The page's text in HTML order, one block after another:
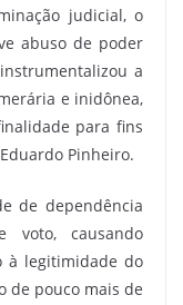
judicial, o
abuso de poder
a
e inidônea,
para fins
Pinheiro.
de dependência
voto, causando
à legitimidade do
de pouco mais de